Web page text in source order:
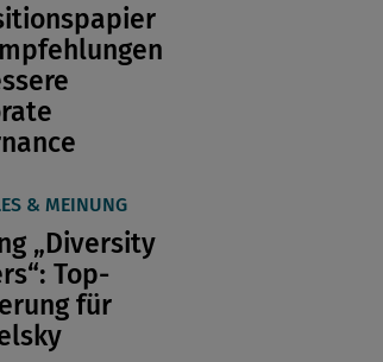
& MEINUNG
„Diversity
Top-
für